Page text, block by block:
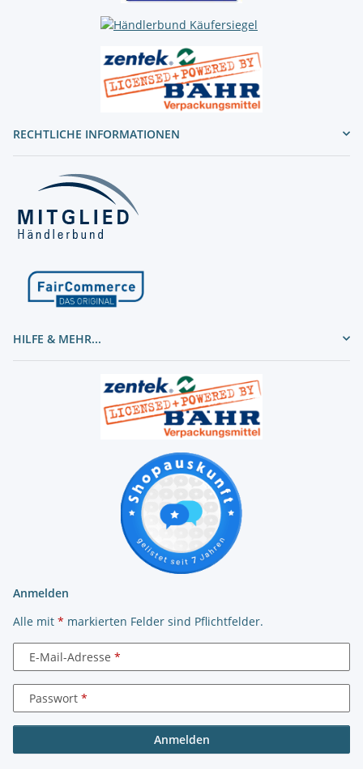
RECHTLICHE INFORMATIONEN
HILFE & MEHR...
Anmelden
Alle mit * markierten Felder sind Pflichtfelder.
E-Mail-Adresse
Passwort
Anmelden